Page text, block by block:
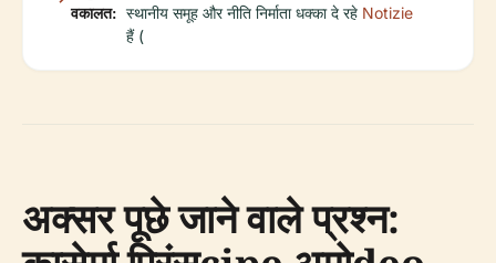
वकालत: स्थानीय समूह और नीति निर्माता धक्का दे रहे
हैं (
Notizie
अक्सर पूछे जाने वाले प्रश्न: